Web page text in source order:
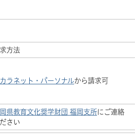
方法
ラネット・パーソナルから請求可
県教育文化奨学財団 福岡支所にご連絡
さい